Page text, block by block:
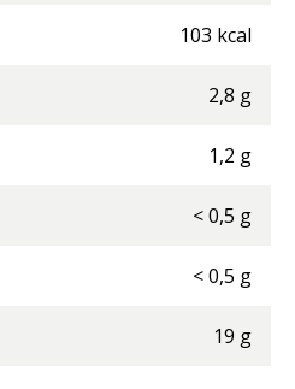
103 kcal
2,8 g
1,2 g
<0,5 g
<0,5 g
19 g